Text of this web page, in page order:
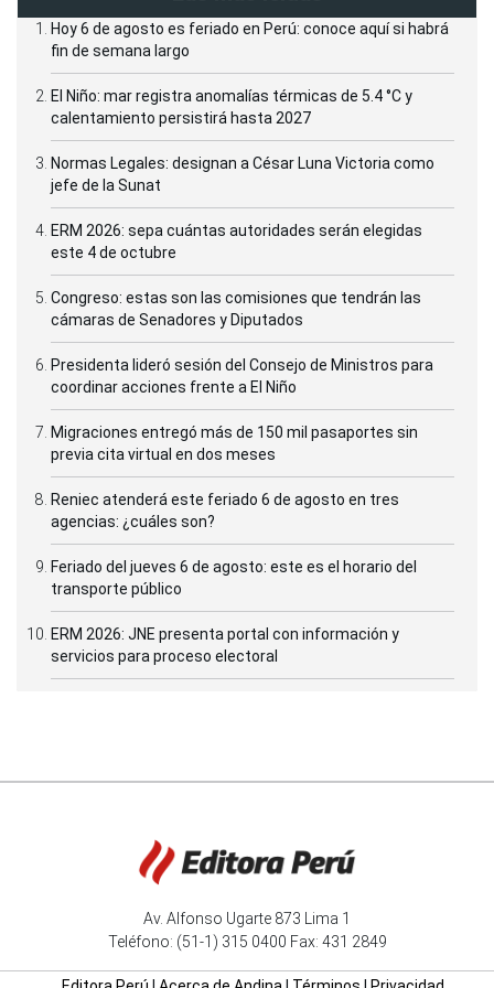
Hoy 6 de agosto es feriado en Perú: conoce aquí si habrá
fin de semana largo
El Niño: mar registra anomalías térmicas de 5.4 °C y
calentamiento persistirá hasta 2027
Normas Legales: designan a César Luna Victoria como
jefe de la Sunat
ERM 2026: sepa cuántas autoridades serán elegidas
este 4 de octubre
Congreso: estas son las comisiones que tendrán las
cámaras de Senadores y Diputados
Presidenta lideró sesión del Consejo de Ministros para
coordinar acciones frente a El Niño
Migraciones entregó más de 150 mil pasaportes sin
previa cita virtual en dos meses
Reniec atenderá este feriado 6 de agosto en tres
agencias: ¿cuáles son?
Feriado del jueves 6 de agosto: este es el horario del
transporte público
ERM 2026: JNE presenta portal con información y
servicios para proceso electoral
Av. Alfonso Ugarte 873 Lima 1
Teléfono: (51-1) 315 0400 Fax: 431 2849